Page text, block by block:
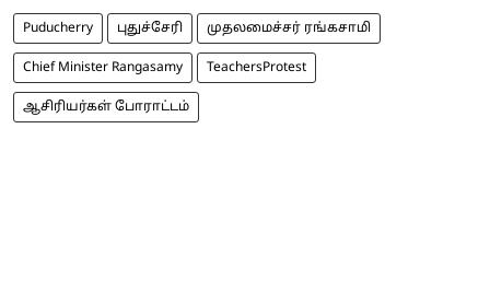
Puducherry புதுச்சேரி முதலமைச்சர் ரங்கசாமி
Chief Minister Rangasamy TeachersProtest
ஆசிரியர்கள் போராட்டம்